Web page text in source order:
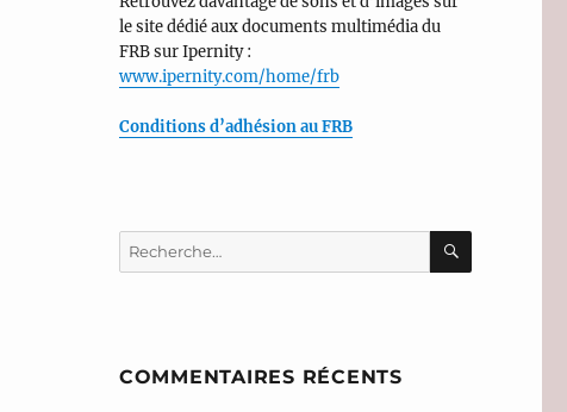
le site dédié aux documents multimédia du
FRB sur Ipernity :
www.ipernity.com/home/frb
Conditions d’adhésion au FRB
Recherche
pour :
COMMENTAIRES RÉCENTS